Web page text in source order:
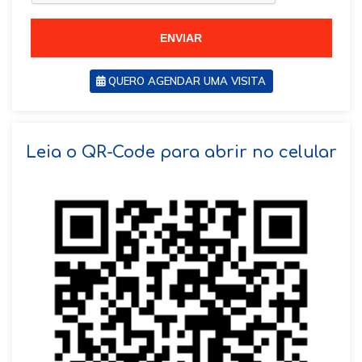
ENVIAR
QUERO AGENDAR UMA VISITA
Leia o QR-Code para abrir no celular